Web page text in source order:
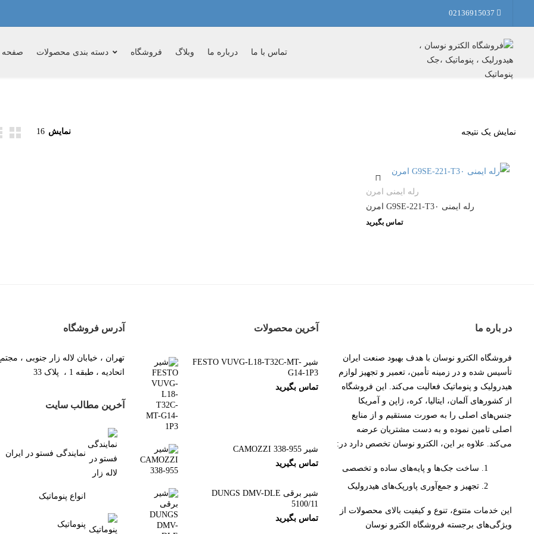
02136915037
صفحه دسته بندی محصولات فروشگاه وبلاگ درباره ما تماس با ما
نمایش یک نتیجه نمایش 16
رله ایمنی امرن
رله ایمنی G9SE-221-T3۰ امرن
تماس بگیرید
در باره ما
فروشگاه الکترو نوسان با هدف بهبود صنعت ایران
تأسیس شده و در زمینه تأمین، تعمیر و تجهیز لوازم
هیدرولیک و پنوماتیک فعالیت می‌کند. این فروشگاه
از کشورهای آلمان، ایتالیا، کره، ژاپن و آمریکا
جنس‌های اصلی را به صورت مستقیم و از منابع
اصلی تامین نموده و به دست مشتریان عرضه
می‌کند. علاوه بر این، الکترو نوسان تخصص دارد در:
ساخت جک‌ها و پایه‌های ساده و تخصصی
تجهیز و جمع‌آوری پاورپک‌های هیدرولیک
این خدمات متنوع، تنوع و کیفیت بالای محصولات از
ویژگی‌های برجسته فروشگاه الکترو نوسان
آخرین محصولات
شیر FESTO VUVG-L18-T32C-MT-
G14-1P3
تماس بگیرید
شیر CAMOZZI 338-955
تماس بگیرید
شیر برقی DUNGS DMV-DLE
5100/11
تماس بگیرید
آدرس فروشگاه
تهران ، خیابان لاله زار جنوبی ،
اتحادیه ، طبقه 1 ، پلاک 33
آخرین مطالب سایت
نمایندگی فستو در ایران
انواع پنوماتیک
پنوماتیک